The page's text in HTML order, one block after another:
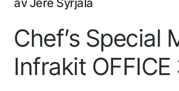
av Jere Syrjälä
Chef’s Special
Infrakit OFFICE